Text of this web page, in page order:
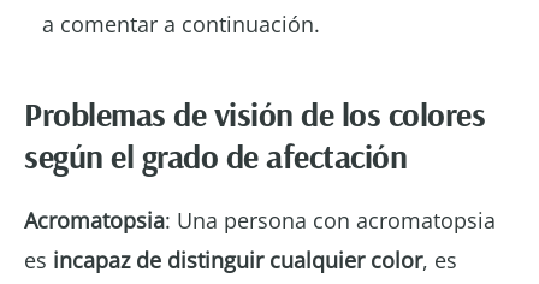
a comentar a continuación.
Problemas de visión de los colores
según el grado de afectación
Acromatopsia: Una persona con acromatopsia
es incapaz de distinguir cualquier color, es